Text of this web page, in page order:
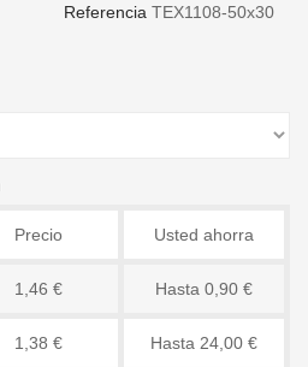
Referencia TEX1108-50x30
Precio Usted ahorra
1,46 € Hasta 0,90 €
1,38 € Hasta 24,00 €